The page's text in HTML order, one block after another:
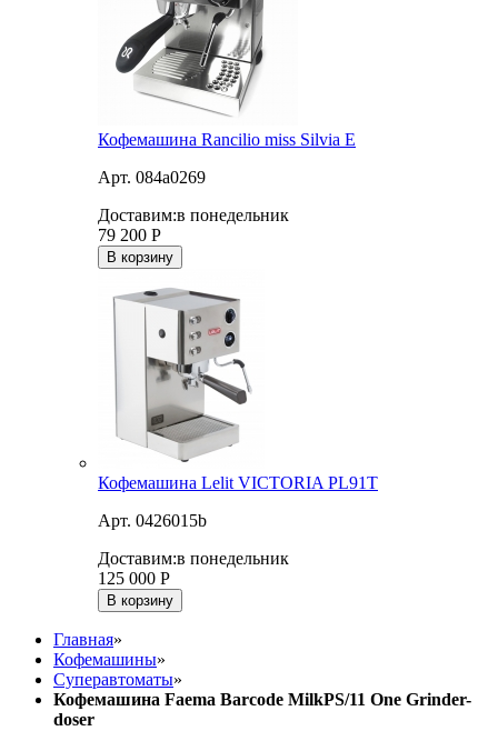
Кофемашина Rancilio miss Silvia E
Арт. 084a0269
Доставим:в понедельник
79 200 Р
В корзину
Кофемашина Lelit VICTORIA PL91T
Арт. 0426015b
Доставим:в понедельник
125 000 Р
В корзину
Главная»
Кофемашины»
Суперавтоматы»
Кофемашина Faema Barcode MilkPS/11 One Grinder-
doser